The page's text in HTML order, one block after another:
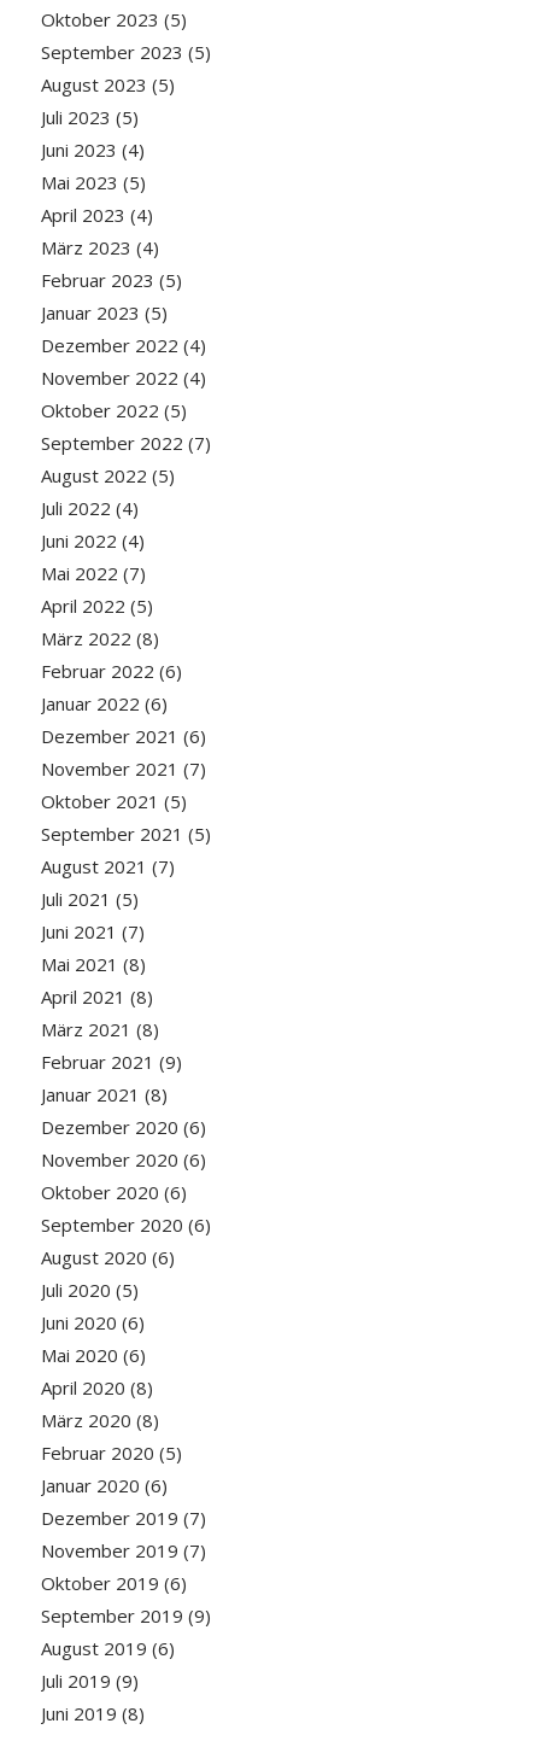
Oktober 2023 (5)
September 2023 (5)
August 2023 (5)
Juli 2023 (5)
Juni 2023 (4)
Mai 2023 (5)
April 2023 (4)
März 2023 (4)
Februar 2023 (5)
Januar 2023 (5)
Dezember 2022 (4)
November 2022 (4)
Oktober 2022 (5)
September 2022 (7)
August 2022 (5)
Juli 2022 (4)
Juni 2022 (4)
Mai 2022 (7)
April 2022 (5)
März 2022 (8)
Februar 2022 (6)
Januar 2022 (6)
Dezember 2021 (6)
November 2021 (7)
Oktober 2021 (5)
September 2021 (5)
August 2021 (7)
Juli 2021 (5)
Juni 2021 (7)
Mai 2021 (8)
April 2021 (8)
März 2021 (8)
Februar 2021 (9)
Januar 2021 (8)
Dezember 2020 (6)
November 2020 (6)
Oktober 2020 (6)
September 2020 (6)
August 2020 (6)
Juli 2020 (5)
Juni 2020 (6)
Mai 2020 (6)
April 2020 (8)
März 2020 (8)
Februar 2020 (5)
Januar 2020 (6)
Dezember 2019 (7)
November 2019 (7)
Oktober 2019 (6)
September 2019 (9)
August 2019 (6)
Juli 2019 (9)
Juni 2019 (8)